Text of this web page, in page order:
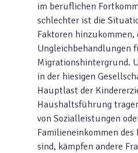
im beruflichen
schlechter ist die
Faktoren hinzukommen,
Ungleichbehandlungen
Migrationshintergrund.
in der hiesigen
Hauptlast der
Haushaltsführung
von Sozialleistungen
Familieneinkommen des
sind, kämpfen andere